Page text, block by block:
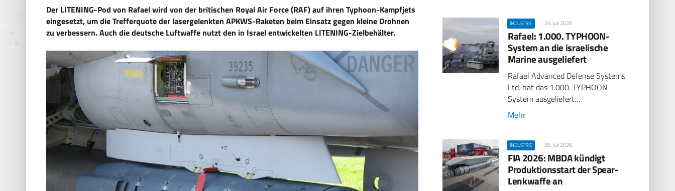
Der LITENING-Pod von Rafael wird von der britischen Royal Air Force (RAF) auf ihren Typhoon-Kampfjets
eingesetzt, um die Trefferquote der lasergelenkten APKWS-Raketen beim Einsatz gegen kleine Drohnen
zu verbessern. Auch die deutsche Luftwaffe nutzt den in Israel entwickelten LITENING-Zielbehälter.
INDUSTRIE 29. Juli 2026
Rafael: 1.000. TYPHOON-
System an die israelische
Marine ausgeliefert
Rafael Advanced Defense Systems
Ltd. hat das 1.000. TYPHOON-
System ausgeliefert…
Mehr
INDUSTRIE 26. Juli 2026
FIA 2026: MBDA kündigt
Produktionsstart der Spear-
Lenkwaffe an